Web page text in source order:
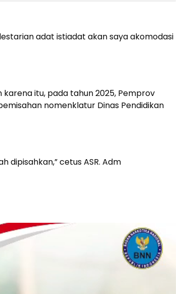
adat istiadat akan saya akomodasi
karena itu, pada tahun 2025, Pemprov
nomenklatur Dinas Pendidikan
dipisahkan,” cetus ASR. Adm